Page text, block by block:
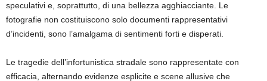
speculativi e, soprattutto, di una bellezza agghiacciante. Le
fotografie non costituiscono solo documenti rappresentativi
d’incidenti, sono l’amalgama di sentimenti forti e disperati.
Le tragedie dell’infortunistica stradale sono rappresentate con
efficacia, alternando evidenze esplicite e scene allusive che